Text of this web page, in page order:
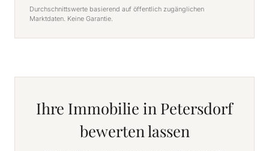
Durchschnittswerte basierend auf öffentlich zugänglichen
Marktdaten. Keine Garantie.
Ihre Immobilie in Petersdorf
bewerten lassen